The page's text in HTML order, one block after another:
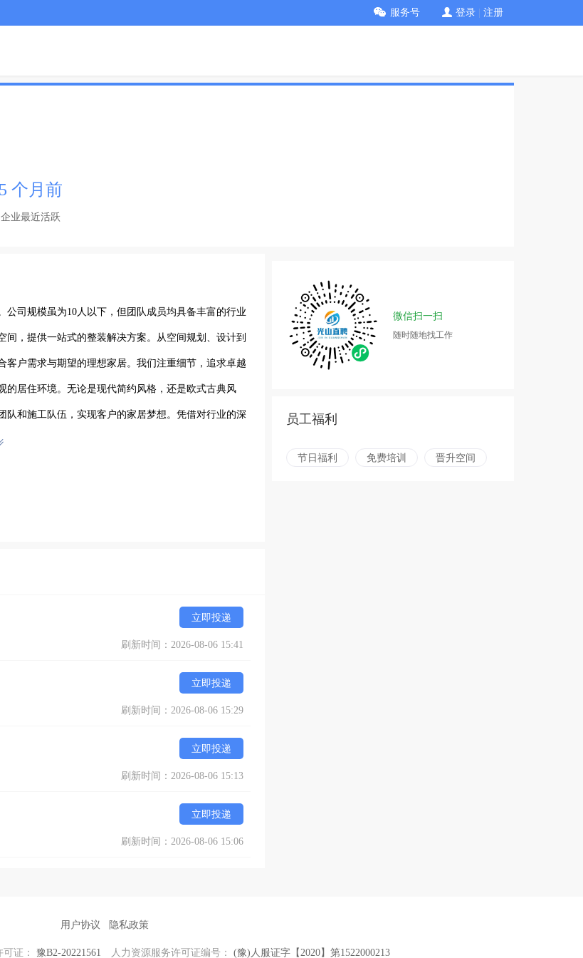
服务号 登录 注册
5 个月前
企业最近活跃
司规模虽为10人以下，但团队成员均具备丰富的行业
，提供一站式的整装解决方案。从空间规划、设计到
户需求与期望的理想家居。我们注重细节，追求卓越
居住环境。无论是现代简约风格，还是欧式古典风
和施工队伍，实现客户的家居梦想。凭借对行业的深
口碑，不断发展壮大，为更多客户提供优质的全屋整
立即投递
刷新时间：2026-08-06 15:41
立即投递
刷新时间：2026-08-06 15:29
立即投递
刷新时间：2026-08-06 15:13
立即投递
刷新时间：2026-08-06 15:06
微信扫一扫
随时随地找工作
员工福利
节日福利 免费培训 晋升空间
用户协议 隐私政策
证： 豫B2-20221561 人力资源服务许可证编号： (豫)人服证字【2020】第1522000213